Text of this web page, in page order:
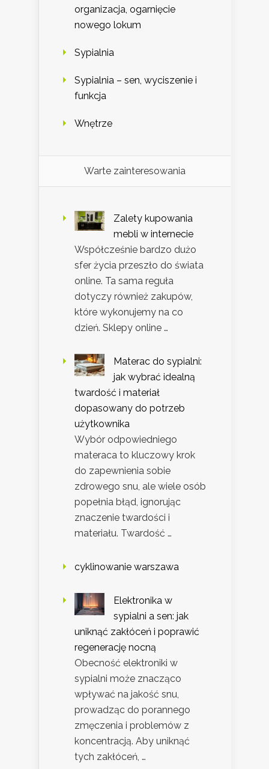
organizacja, ogarnięcie
nowego lokum
Sypialnia
Sypialnia – sen, wyciszenie i
funkcja
Wnętrze
Warte zainteresowania
Zalety kupowania
mebli w internecie
Współcześnie bardzo dużo
sfer życia przeszło do świata
online. Ta sama reguła
dotyczy również zakupów,
które wykonujemy na co
dzień. Sklepy online …
Materac do sypialni:
jak wybrać idealną
twardość i materiał
dopasowany do potrzeb
użytkownika
Wybór odpowiedniego
materaca to kluczowy krok
do zapewnienia sobie
zdrowego snu, ale wiele osób
popełnia błąd, ignorując
znaczenie twardości i
materiału. Twardość …
cyklinowanie warszawa
Elektronika w
sypialni a sen: jak
uniknąć zakłóceń i poprawić
regenerację nocną
Obecność elektroniki w
sypialni może znacząco
wpływać na jakość snu,
prowadząc do porannego
zmęczenia i problemów z
koncentracją. Aby uniknąć
tych zakłóceń, …